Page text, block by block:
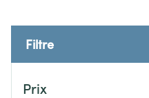
Filtre
Prix